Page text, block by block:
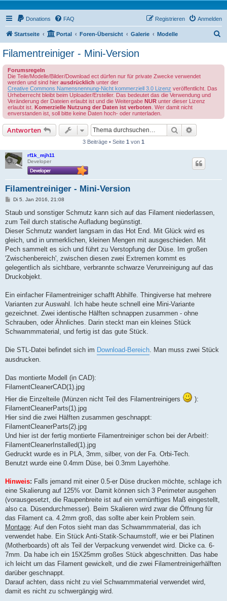
Donations FAQ Anmelden
Registrieren
Startseite Portal Foren-Übersicht Galerie Modelle
Filamentreiniger - Mini-Version
Forumsregeln
Die Teile/Modelle/Bilder/Download ect dürfen nur für private Zwecke verwendet
werden und sind hier ausdrücklich unter der
Creative Commons Namensnennung-Nicht kommerziell 3.0 Lizenz veröffentlicht. Das
Urheberrecht bleibt beim Uploader/Ersteller. Das bedeutet das die Verwendung und
Veränderung der Dateien erlaubt ist und die Weitergabe NUR unter dieser Lizenz
erlaubt ist. Komerzielle Nutzung der Daten ist verboten . Wer damit nicht
enverstanden ist, soll bitte keine Daten hoch- oder runterladen.
Antworten Suche
3 Beiträge • Seite 1 von 1
rf1k_mjh11
Developer
Filamentreiniger - Mini-Version
B
i
r
a
Di 5. Jan 2016, 21:08
Staub und sonstiger Schmutz kann sich auf das Filament niederlassen,
zum Teil durch statische Aufladung begünstigt.
Dieser Schmutz wandert langsam in das Hot End. Mit Glück wird es
gleich, und in unmerklichen, kleinen Mengen mit ausgeschieden. Mit
Pech sammelt es sich und führt zu Verstopfung der Düse. Im großen
'Zwischenbereich', zwischen diesen zwei Extremen kommt es
gelegentlich als sichtbare, verbrannte schwarze Verunreinigung auf das
Druckobjekt.
Ein einfacher Filamentreiniger schafft Abhilfe. Thingiverse hat mehrere
Varianten zur Auswahl. Ich habe heute schnell eine Mini-Variante
gezeichnet. Zwei identische Hälften schnappen zusammen - ohne
Schrauben, oder Ähnliches. Darin steckt man ein kleines Stück
Schwammmaterial, und fertig ist das gute Stück.
Die STL-Datei befindet sich im Download-Bereich. Man muss zwei Stück
ausdrucken.
Das montierte Modell (in CAD):
FilamentCleanerCAD(1).jpg
Hier die Einzelteile (Münzen nicht Teil des Filamentreinigers
):
FilamentCleanerParts(1).jpg
Hier sind die zwei Hälften zusammen geschnappt:
FilamentCleanerParts(2).jpg
Und hier ist der fertig montierte Filamentreiniger schon bei der Arbeit!:
FilamentCleanerInstalled(1).jpg
Gedruckt wurde es in PLA, 3mm, silber, von der Fa. Orbi-Tech.
Benutzt wurde eine 0.4mm Düse, bei 0.3mm Layerhöhe.
Hinweis: Falls jemand mit einer 0.5-er Düse drucken möchte, schlage ich
eine Skalierung auf 125% vor. Damit können sich 3 Perimeter ausgehen
(vorausgesetzt, die Raupenbreite ist auf ein vernünftiges Maß eingestellt,
also ca. Düsendurchmesser). Beim Skalieren wird zwar die Öffnung für
das Filament ca. 4.2mm groß, das sollte aber kein Problem sein.
Montage: Auf den Fotos sieht man das Schwammmaterial, das ich
verwendet habe. Ein Stück Anti-Statik-Schaumstoff, wie er bei Platinen
(Motherboards) oft als Teil der Verpackung verwendet wird. Dicke ca. 6-
7mm. Da habe ich ein 15X25mm großes Stück abgeschnitten. Das habe
ich leicht um das Filament gewickelt, und die zwei Filamentreinigerhälften
darüber geschnappt.
Darauf achten, dass nicht zu viel Schwammmaterial verwendet wird,
damit es nicht zu schwergängig wird.